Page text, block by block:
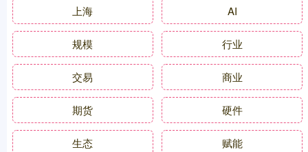
上海 AI
规模 行业
交易 商业
期货 硬件
生态 赋能